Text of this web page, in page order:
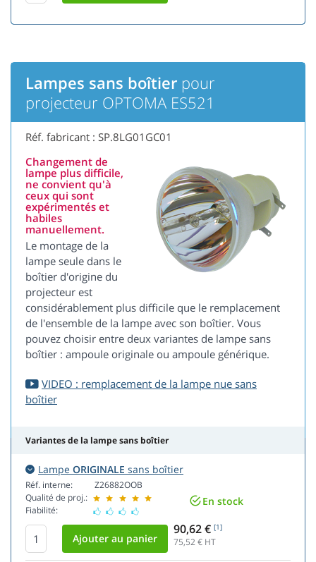
Lampes sans boîtier pour
projecteur OPTOMA ES521
Réf. fabricant : SP.8LG01GC01
Changement de
lampe plus difficile,
ne convient qu'à
ceux qui sont
expérimentés et
habiles
manuellement.
Le montage de la
lampe seule dans le
boîtier d'origine du
projecteur est
considérablement plus difficile que le remplacement
de l'ensemble de la lampe avec son boîtier. Vous
pouvez choisir entre deux variantes de lampe sans
boîtier : ampoule originale ou ampoule générique.
VIDEO : remplacement de la lampe nue sans
boîtier
Variantes de la lampe sans boîtier
Lampe ORIGINALE sans boîtier
Réf. interne:
Qualité de proj.:
Fiabilité:
Z26882OOB
En stock
90,62 € [1]
75,52€ HT